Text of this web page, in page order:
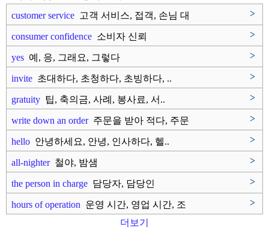
customer service 고객 서비스, 접객, 손님 대
>
consumer confidence 소비자 신뢰 >
yes 예, 응, 그래요, 그렇다 >
invite 초대하다, 초청하다, 초빙하다, .. >
gratuity 팁, 축의금, 사례, 봉사료, 서.. >
write down an order주문을 받아 적다, 주문
>
hello 안녕하세요, 안녕, 인사하다, 헬.. >
all-nighter철야, 밤샘 >
the person in charge 담당자, 담당인 >
hours of operation 운영 시간, 영업 시간, 조
>
더보기